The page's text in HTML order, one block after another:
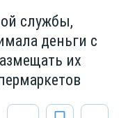
службы,
деньги с
их